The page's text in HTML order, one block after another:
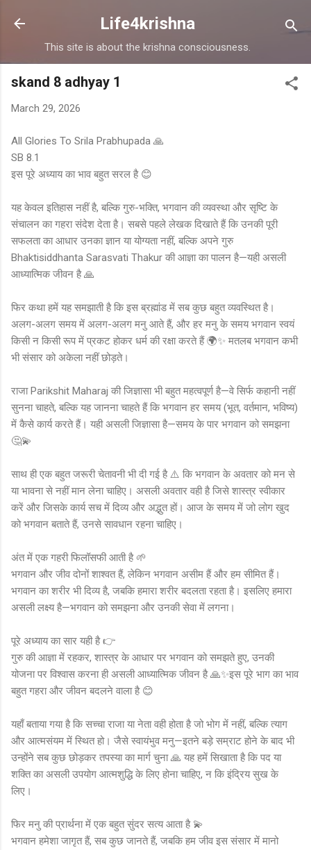
Skip to main content
Life4krishna
This site is about the krishna consciousness.
skand 8 adhyay 1
March 29, 2026
All Glories To Srila Prabhupada 🙏
SB 8.1
इस पूरे अध्याय का भाव बहुत सरल है 😊
यह केवल इतिहास नहीं है, बल्कि गुरु-भक्ति, भगवान की व्यवस्था और सृष्टि के
संचालन का गहरा संदेश देता है। सबसे पहले लेखक दिखाते हैं कि उनकी पूरी
सफलता का आधार उनका ज्ञान या योग्यता नहीं, बल्कि अपने गुरु
Bhaktisiddhanta Sarasvati Thakur की आज्ञा का पालन है—यही असली
आध्यात्मिक जीवन है 🙏
फिर कथा हमें यह समझाती है कि इस ब्रह्मांड में सब कुछ बहुत व्यवस्थित है।
अलग-अलग समय में अलग-अलग मनु आते हैं, और हर मनु के समय भगवान स्वयं
किसी न किसी रूप में प्रकट होकर धर्म की रक्षा करते हैं 🌍✨ मतलब भगवान कभी
भी संसार को अकेला नहीं छोड़ते।
राजा Parikshit Maharaj की जिज्ञासा भी बहुत महत्वपूर्ण है—वे सिर्फ कहानी नहीं
सुनना चाहते, बल्कि यह जानना चाहते हैं कि भगवान हर समय (भूत, वर्तमान, भविष्य)
में कैसे कार्य करते हैं। यही असली जिज्ञासा है—समय के पार भगवान को समझना
🤔💫
साथ ही एक बहुत जरूरी चेतावनी भी दी गई है ⚠️ कि भगवान के अवतार को मन से
या भावना से नहीं मान लेना चाहिए। असली अवतार वही है जिसे शास्त्र स्वीकार
करें और जिसके कार्य सच में दिव्य और अद्भुत हों। आज के समय में जो लोग खुद
को भगवान बताते हैं, उनसे सावधान रहना चाहिए।
अंत में एक गहरी फिलॉसफी आती है 🌱
भगवान और जीव दोनों शाश्वत हैं, लेकिन भगवान असीम हैं और हम सीमित हैं।
भगवान का शरीर भी दिव्य है, जबकि हमारा शरीर बदलता रहता है। इसलिए हमारा
असली लक्ष्य है—भगवान को समझना और उनकी सेवा में लगना।
पूरे अध्याय का सार यही है 👉
गुरु की आज्ञा में रहकर, शास्त्र के आधार पर भगवान को समझते हुए, उनकी
योजना पर विश्वास करना ही असली आध्यात्मिक जीवन है 🙏✨इस पूरे भाग का भाव
बहुत गहरा और जीवन बदलने वाला है 😊
यहाँ बताया गया है कि सच्चा राजा या नेता वही होता है जो भोग में नहीं, बल्कि त्याग
और आत्मसंयम में स्थित हो। जैसे स्वायंभुव मनु—इतने बड़े सम्राट होने के बाद भी
उन्होंने सब कुछ छोड़कर तपस्या का मार्ग चुना 🙏 यह हमें सिखाता है कि पद या
शक्ति का असली उपयोग आत्मशुद्धि के लिए होना चाहिए, न कि इंद्रिय सुख के
लिए।
फिर मनु की प्रार्थना में एक बहुत सुंदर सत्य आता है 💫
भगवान हमेशा जागृत हैं, सब कुछ जानते हैं, जबकि हम जीव इस संसार में मानो